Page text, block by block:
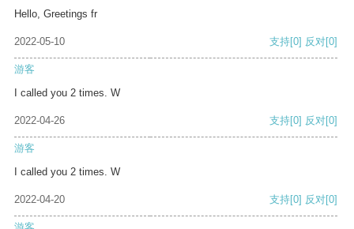
Hello, Greetings fr
2022-05-10 支持[0] 反对[0]
游客
I called you 2 times. W
2022-04-26 支持[0] 反对[0]
游客
I called you 2 times. W
2022-04-20 支持[0] 反对[0]